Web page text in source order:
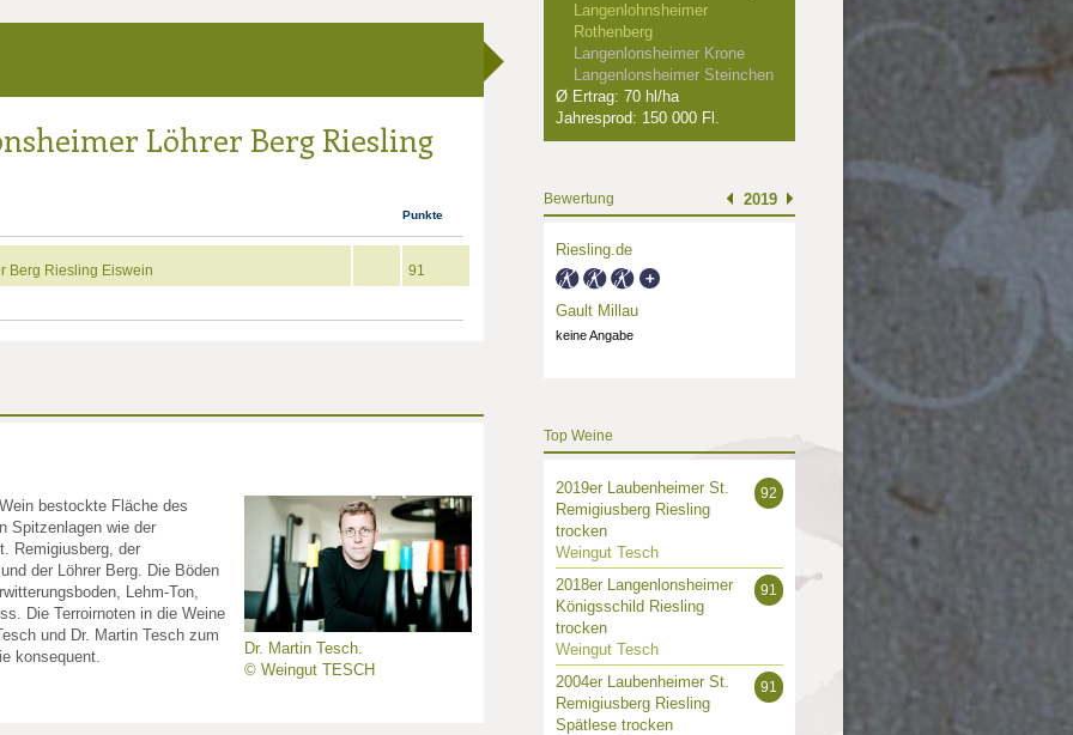
Löhrer Berg Riesling
Punkte
Berg Riesling Eiswein
91
Dr. Martin Tesch.
© Weingut TESCH
bestockte Fläche des
Spitzenlagen wie der
Remigiusberg, der
der Löhrer Berg. Die Böden
Lehm-Ton,
Die Terroirnoten in die Weine
und Dr. Martin Tesch zum
konsequent.
Langenlohnsheimer
Rothenberg
Langenlonsheimer Krone
Langenlonsheimer Steinchen
Ø Ertrag: 70 hl/ha
Jahresprod: 150 000 Fl.
Bewertung 2019
Riesling.de
Gault Millau
keine Angabe
Top Weine
92
2019er Laubenheimer St.
Remigiusberg Riesling
trocken
Weingut Tesch
91
2018er Langenlonsheimer
Königsschild Riesling
trocken
Weingut Tesch
91
2004er Laubenheimer St.
Remigiusberg Riesling
Spätlese trocken